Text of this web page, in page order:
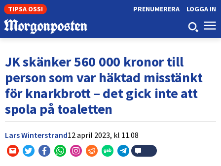
TIPSA OSS! LOGGA IN
PRENUMERERA
JK skänker 560 000 kronor till
person som var häktad misstänkt
för knarkbrott – det gick inte att
spola på toaletten
Lars Winterstrand12 april 2023, kl 11.08